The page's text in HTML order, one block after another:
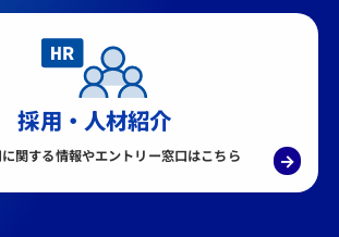
採用・人材紹介
関する情報やエントリー窓口はこちら →